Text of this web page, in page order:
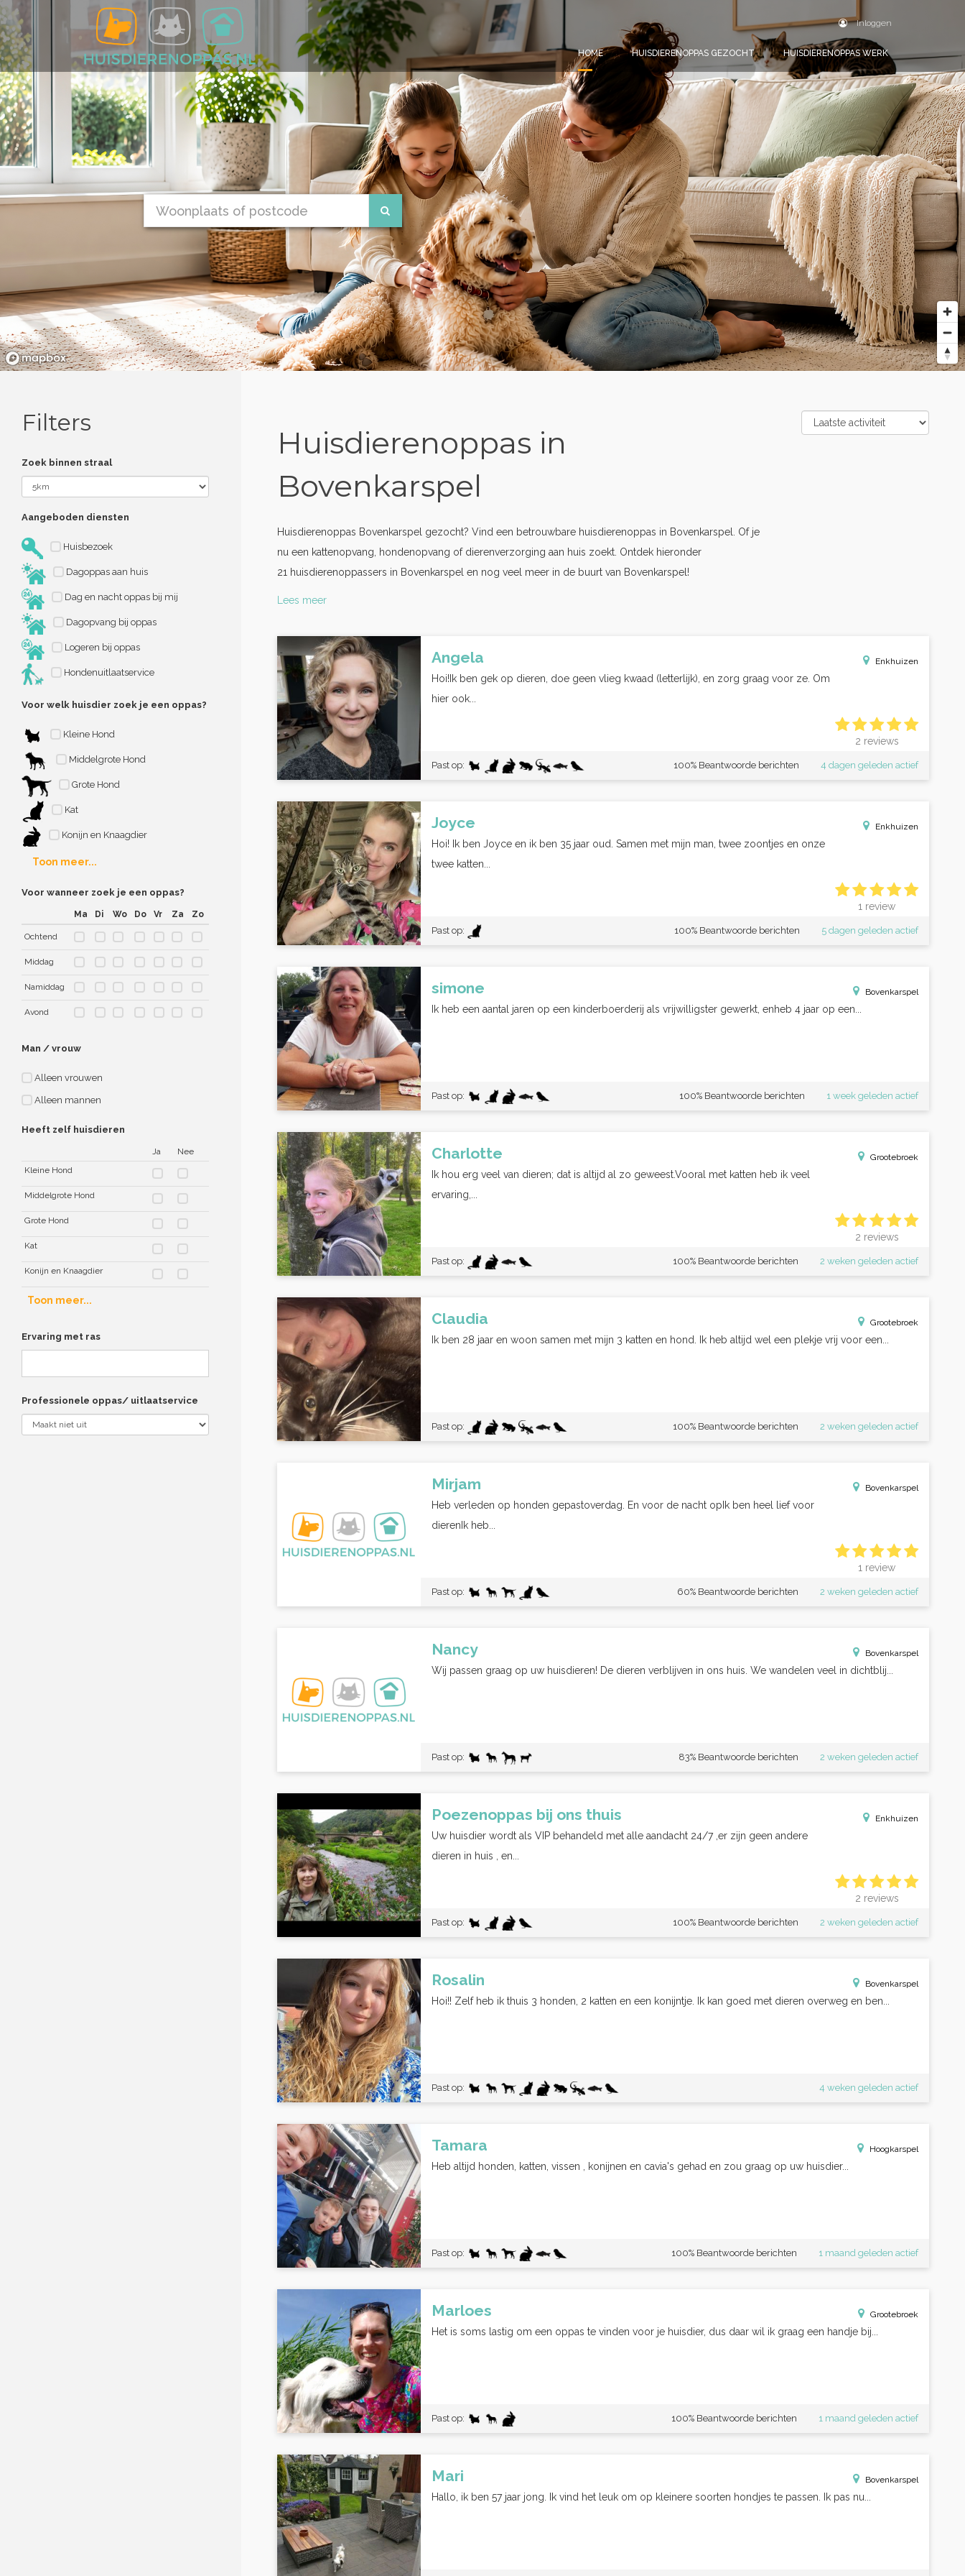
Inloggen
HOME HUISDIERENOPPAS GEZOCHT HUISDIERENOPPAS WERK
Filters
Zoek binnen straal
Aangeboden diensten
Huisbezoek
Dagoppas aan huis
Dag en nacht oppas bij mij
Dagopvang bij oppas
Logeren bij oppas
Hondenuitlaatservice
Voor welk huisdier zoek je een oppas?
Kleine Hond
Middelgrote Hond
Grote Hond
Kat
Konijn en Knaagdier
Toon meer...
Voor wanneer zoek je een oppas?
Ma Di Wo Do Vr Za Zo
Ochtend
Middag
Namiddag
Avond
Man / vrouw
Alleen vrouwen
Alleen mannen
Heeft zelf huisdieren
Ja
Nee
Kleine Hond
Middelgrote Hond
Grote Hond
Kat
Konijn en Knaagdier
Toon meer...
Ervaring met ras
Professionele oppas/ uitlaatservice
Huisdierenoppas in
Bovenkarspel
Huisdierenoppas Bovenkarspel gezocht? Vind een betrouwbare huisdierenoppas in Bovenkarspel. Of je
nu een kattenopvang, hondenopvang of dierenverzorging aan huis zoekt. Ontdek hieronder
21 huisdierenoppassers in Bovenkarspel en nog veel meer in de buurt van Bovenkarspel!
Lees meer
Angela Enkhuizen
2 reviews
Hoi!Ik ben gek op dieren, doe geen vlieg kwaad (letterlijk), en zorg graag voor ze. Om
hier ook...
Past op: 4 dagen geleden actief
100% Beantwoorde berichten
Joyce Enkhuizen
1 review
Hoi! Ik ben Joyce en ik ben 35 jaar oud. Samen met mijn man, twee zoontjes en onze
twee katten...
Past op: 5 dagen geleden actief
100% Beantwoorde berichten
simone Bovenkarspel
Ik heb een aantal jaren op een kinderboerderij als vrijwilligster gewerkt, enheb 4 jaar op een...
Past op: 1 week geleden actief
100% Beantwoorde berichten
Charlotte Grootebroek
2 reviews
Ik hou erg veel van dieren; dat is altijd al zo geweest.Vooral met katten heb ik veel
ervaring,...
Past op: 2 weken geleden actief
100% Beantwoorde berichten
Claudia Grootebroek
Ik ben 28 jaar en woon samen met mijn 3 katten en hond. Ik heb altijd wel een plekje vrij voor een...
Past op: 2 weken geleden actief
100% Beantwoorde berichten
Mirjam Bovenkarspel
1 review
Heb verleden op honden gepastoverdag. En voor de nacht opIk ben heel lief voor
dierenIk heb...
Past op: 2 weken geleden actief
60% Beantwoorde berichten
Nancy Bovenkarspel
Wij passen graag op uw huisdieren! De dieren verblijven in ons huis. We wandelen veel in dichtblij...
Past op: 2 weken geleden actief
83% Beantwoorde berichten
Poezenoppas bij ons thuis Enkhuizen
2 reviews
Uw huisdier wordt als VIP behandeld met alle aandacht 24/7 ,er zijn geen andere
dieren in huis , en...
Past op: 2 weken geleden actief
100% Beantwoorde berichten
Rosalin Bovenkarspel
Hoi!! Zelf heb ik thuis 3 honden, 2 katten en een konijntje. Ik kan goed met dieren overweg en ben...
Past op: 4 weken geleden actief
Tamara Hoogkarspel
Heb altijd honden, katten, vissen , konijnen en cavia's gehad en zou graag op uw huisdier...
Past op: 1 maand geleden actief
100% Beantwoorde berichten
Marloes Grootebroek
Het is soms lastig om een oppas te vinden voor je huisdier, dus daar wil ik graag een handje bij...
Past op: 1 maand geleden actief
100% Beantwoorde berichten
Mari Bovenkarspel
Hallo, ik ben 57 jaar jong. Ik vind het leuk om op kleinere soorten hondjes te passen. Ik pas nu...